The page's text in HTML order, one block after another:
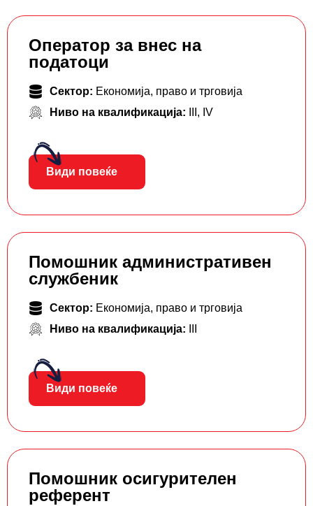
Оператор за внес на
податоци
Сектор: Економија, право и трговија
Ниво на квалификација:
, IV
Види повеќе
Помошник административен
службеник
Сектор: Економија, право и трговија
Ниво на квалификација:
Види повеќе
Помошник осигурителен
референт